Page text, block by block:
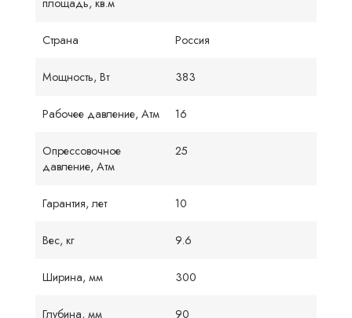
площадь, кв.м
Страна Россия
Мощность, Вт 383
Рабочее давление, Атм 16
Опрессовочное
давление, Атм
25
Гарантия, лет 10
Вес, кг 9.6
Ширина, мм 300
Глубина, мм 90